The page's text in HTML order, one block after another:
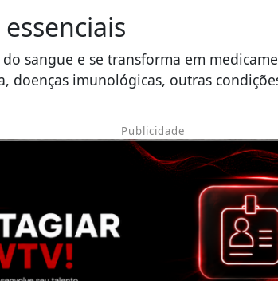
sangue e se transforma em
doenças imunológicas, outras
Publicidade